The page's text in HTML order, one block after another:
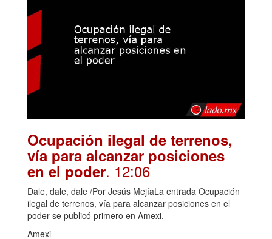
Ocupación ilegal de terrenos,
vía para alcanzar posiciones
en el poder. 12:06
Dale, dale, dale /Por Jesús MejíaLa entrada Ocupación
ilegal de terrenos, vía para alcanzar posiciones en el
poder se publicó primero en Amexi.
Amexi